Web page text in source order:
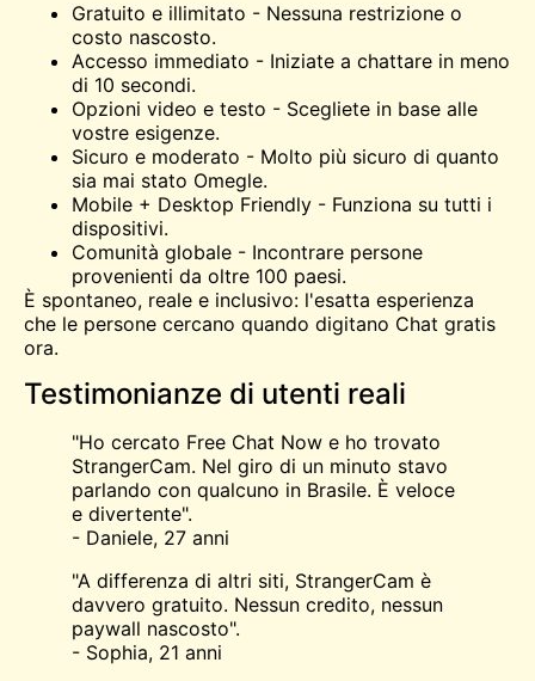
Gratuito e illimitato - Nessuna restrizione o
costo nascosto.
Accesso immediato - Iniziate a chattare in meno
di 10 secondi.
Opzioni video e testo - Scegliete in base alle
vostre esigenze.
Sicuro e moderato - Molto più sicuro di quanto
sia mai stato Omegle.
Mobile + Desktop Friendly - Funziona su tutti i
dispositivi.
Comunità globale - Incontrare persone
provenienti da oltre 100 paesi.
È spontaneo, reale e inclusivo: l'esatta esperienza
che le persone cercano quando digitano Chat gratis
ora.
Testimonianze di utenti reali
"Ho cercato Free Chat Now e ho trovato
StrangerCam. Nel giro di un minuto stavo
parlando con qualcuno in Brasile. È veloce
e divertente".
- Daniele, 27 anni
"A differenza di altri siti, StrangerCam è
davvero gratuito. Nessun credito, nessun
paywall nascosto".
- Sophia, 21 anni